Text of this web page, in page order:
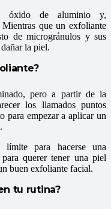
óxido de aluminio y,
que un exfoliante
de microgránulos y sus
la piel.
pero a partir de la
los llamados puntos
para empezar a aplicar un
para hacerse una
querer tener una piel
buen exfoliante facial.
tu rutina?